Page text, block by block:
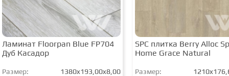
Ламинат Floorpan Blue FP704
Дуб Касадор
Размер:
1380x193,00x8,00
SPC плитка Berry Alloc
Home Grace Natural
Размер: